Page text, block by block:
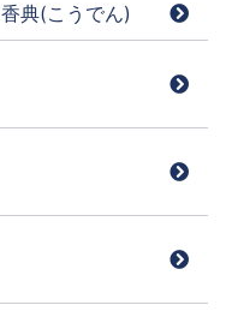
香典(こうでん)